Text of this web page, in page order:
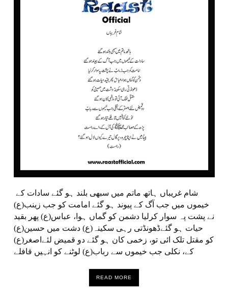
خیموں میں جب آگ کے پیوند ہو گئے امامت کو جب زینب(ع)
نے پشت پہ سوار کرلیا دشمن کو گماں ہوا، عباس(ع) پھر بقید
حیات ہو گئےڈھونڈتی رہی سکینہ(ع) دشت میں حسین(ع)
کو مقتل تلک ائی تو، زخمی کان ہو گئے دو قمیض لئےاصغر(ع)
کے، نکلی جب خیموں سے رباب(ع) لوٹنے کو انہیں قافلے
READ MORE